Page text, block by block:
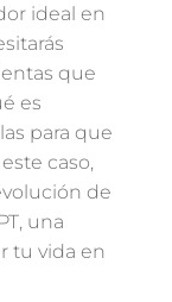
ideal en
que
es
para que
caso,
de
una
tu vida en